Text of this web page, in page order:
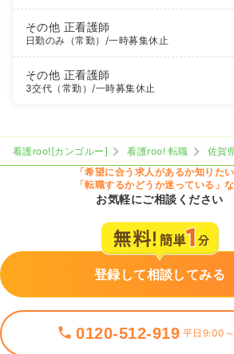
その他 正看護師
日勤のみ（常勤） /一時募集休止
その他 正看護師
3交代（常勤）/一時募集休止
看護roo![カンゴルー] 看護roo! 転職 佐賀
「希望に合う求人があるか知りたい
「転職するかどうか迷っている」
お気軽にご相談ください
登録して相談してみる
0120-512-919 平日9:00